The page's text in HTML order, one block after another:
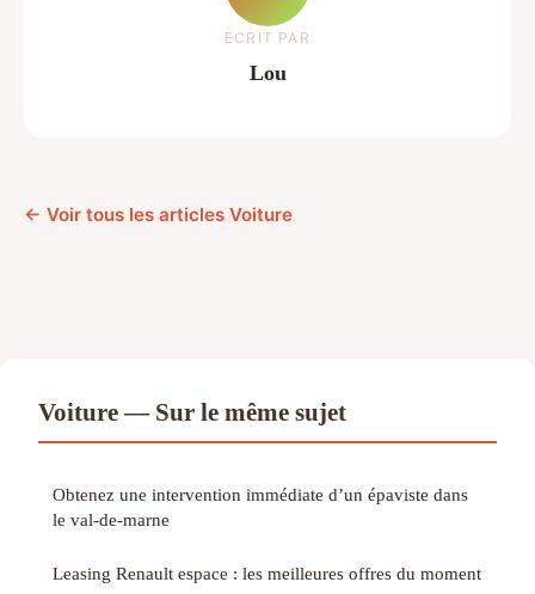
ECRIT PAR
Lou
← Voir tous les articles Voiture
Voiture — Sur le même sujet
Obtenez une intervention immédiate d’un épaviste dans
le val-de-marne
Leasing Renault espace : les meilleures offres du moment